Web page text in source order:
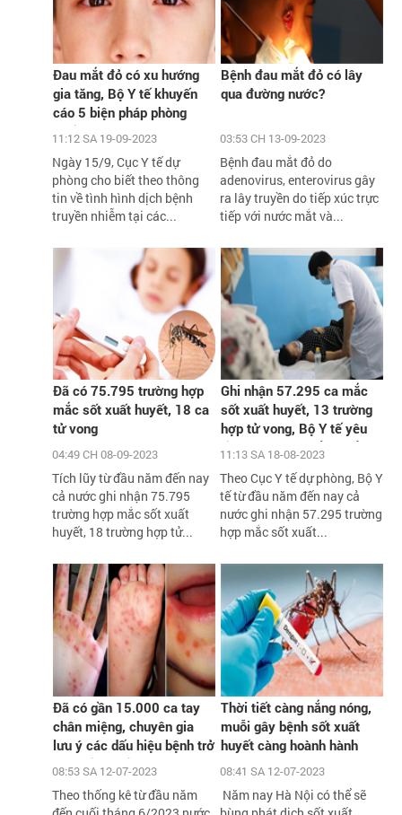
Đau mắt đỏ có xu hướng
gia tăng, Bộ Y tế khuyến
cáo 5 biện pháp phòng
chống
11:12 SA 19-09-2023
Ngày 15/9, Cục Y tế dự
phòng cho biết theo thông
tin về tình hình dịch bệnh
truyền nhiễm tại các...
Bệnh đau mắt đỏ có lây
qua đường nước?
03:53 CH 13-09-2023
Bệnh đau mắt đỏ do
adenovirus, enterovirus gây
ra lây truyền do tiếp xúc trực
tiếp với nước mắt và...
Đã có 75.795 trường hợp
mắc sốt xuất huyết, 18 ca
tử vong
04:49 CH 08-09-2023
Tích lũy từ đầu năm đến nay
cả nước ghi nhận 75.795
trường hợp mắc sốt xuất
huyết, 18 trường hợp tử...
Ghi nhận 57.295 ca mắc
sốt xuất huyết, 13 trường
hợp tử vong, Bộ Y tế yêu
cầu xử lý triệt để các ổ
11:13 SA 18-08-2023
Theo Cục Y tế dự phòng, Bộ Y
tế từ đầu năm đến nay cả
nước ghi nhận 57.295 trường
hợp mắc sốt xuất...
Đã có gần 15.000 ca tay
chân miệng, chuyên gia
lưu ý các dấu hiệu bệnh trở
nặng cần biết
08:53 SA 12-07-2023
Theo thống kê từ đầu năm
Thời tiết càng nắng nóng,
muỗi gây bệnh sốt xuất
huyết càng hoành hành
08:41 SA 12-07-2023
Năm nay Hà Nội có thể sẽ